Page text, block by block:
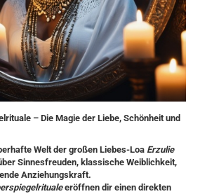
– Die Magie der Liebe, Schönheit und
Welt der großen Liebes-Loa Erzulie
Sinnesfreuden, klassische Weiblichkeit,
Anziehungskraft.
eröffnen dir einen direkten